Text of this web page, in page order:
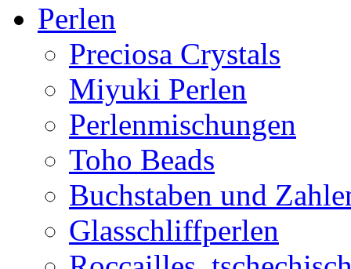
Perlen
Preciosa Crystals
Miyuki Perlen
Perlenmischungen
Toho Beads
Buchstaben und
Glasschliffperlen